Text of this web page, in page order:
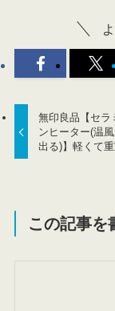
無印良品【セラ
ンヒーター(温
出る)】軽くて
この記事を